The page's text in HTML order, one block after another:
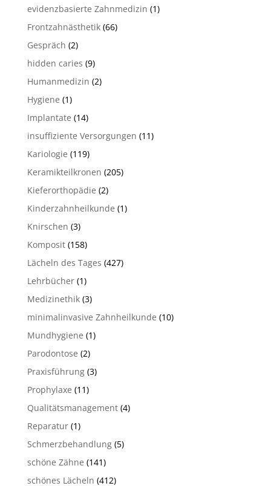
evidenzbasierte Zahnmedizin (1)
Frontzahnästhetik(66)
Gespräch (2)
hidden caries (9)
Humanmedizin (2)
Hygiene (1)
Implantate (14)
insuffiziente Versorgungen (11)
Kariologie (119)
Keramikteilkronen (205)
Kieferorthopädie (2)
Kinderzahnheilkunde (1)
Knirschen (3)
Komposit(158)
Lächeln des Tages (427)
Lehrbücher(1)
Medizinethik(3)
minimalinvasive Zahnheilkunde (10)
Mundhygiene (1)
Parodontose (2)
Praxisführung(3)
Prophylaxe (11)
Qualitätsmanagement(4)
Reparatur(1)
Schmerzbehandlung(5)
schöne Zähne (141)
schönes Lächeln (412)